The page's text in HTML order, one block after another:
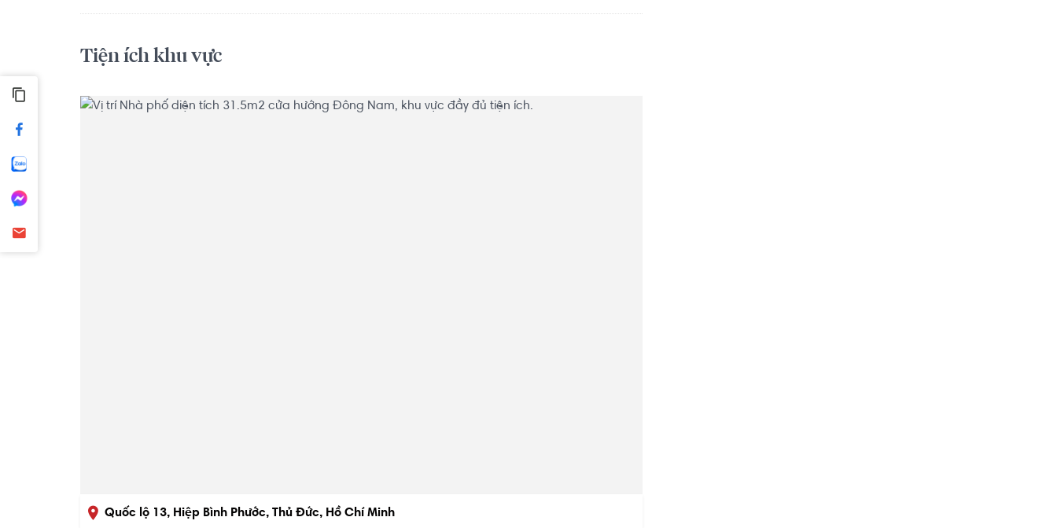
Tiện ích khu vực
Quốc lộ 13, Hiệp Bình Phước, Thủ Đức, Hồ Chí Minh